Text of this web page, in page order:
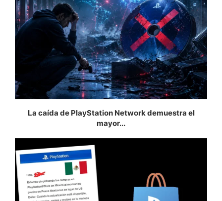
La caída de PlayStation Network demuestra el
mayor...